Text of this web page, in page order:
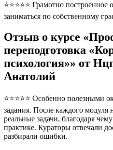
⭐⭐⭐⭐⭐ Грамотно
заниматься по собственному
Отзыв о курсе
переподготовка
психология»» от
Анатолий
⭐⭐⭐⭐⭐ Особенно полезными
задания. После каждого
реальные задачи, благодаря
практике. Кураторы отвечали
разбирали ошибки.